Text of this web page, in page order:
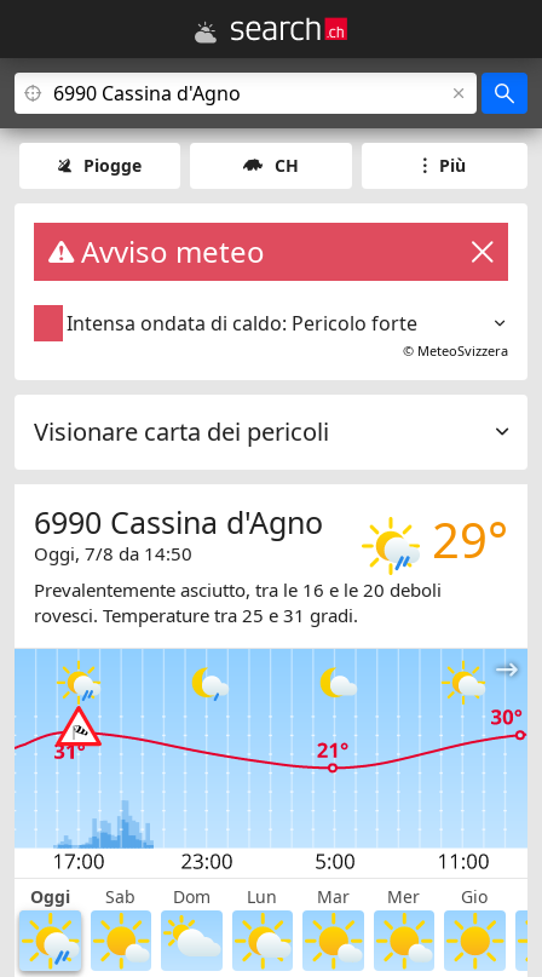
Piogge CH Più
Avviso meteo
Intensa ondata di caldo: Pericolo forte
© MeteoSvizzera
Visionare carta dei pericoli
29°
6990 Cassina d'Agno
Oggi, 7/8 da 14:50
Prevalentemente asciutto, tra le 16 e le 20 deboli
rovesci. Temperature tra 25 e 31 gradi.
Oggi Sab Dom Lun Mar Mer Gio